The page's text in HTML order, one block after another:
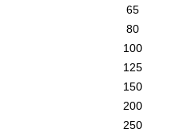
65
80
100
125
150
200
250